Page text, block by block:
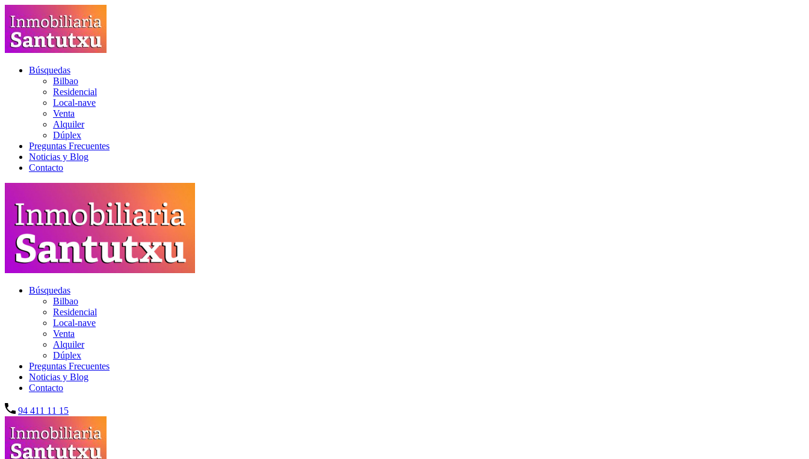
Búsquedas
Bilbao
Residencial
Local-nave
Venta
Alquiler
Dúplex
Preguntas Frecuentes
Noticias y Blog
Contacto
Búsquedas
Bilbao
Residencial
Local-nave
Venta
Alquiler
Dúplex
Preguntas Frecuentes
Noticias y Blog
Contacto
94 411 11 15